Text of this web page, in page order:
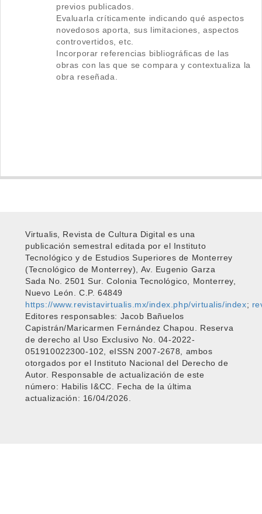
previos publicados.
Evaluarla críticamente indicando qué aspectos
novedosos aporta, sus limitaciones, aspectos
controvertidos, etc.
Incorporar referencias bibliográficas de las
obras con las que se compara y contextualiza la
obra reseñada.
Virtualis, Revista de Cultura Digital es una
publicación semestral editada por el Instituto
Tecnológico y de Estudios Superiores de Monterrey
(Tecnológico de Monterrey), Av. Eugenio Garza
Sada No. 2501 Sur. Colonia Tecnológico, Monterrey,
Nuevo León. C.P. 64849
https://www.revistavirtualis.mx/index.php/virtualis/index;
Editores responsables: Jacob Bañuelos
Capistrán/Maricarmen Fernández Chapou. Reserva
de derecho al Uso Exclusivo No. 04-2022-
051910022300-102, eISSN 2007-2678, ambos
otorgados por el Instituto Nacional del Derecho de
Autor. Responsable de actualización de este
número: Habilis I&CC. Fecha de la última
actualización: 16/04/2026.